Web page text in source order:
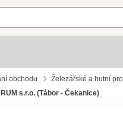
obchodu
Železářské a hutní
s.r.o. (Tábor - Čekanice)